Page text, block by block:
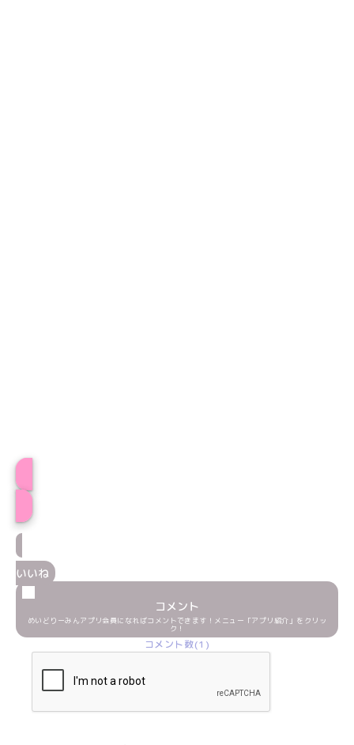
いいね
コメント
めいどりーみんアプリ会員になればコメントできます！メニュー「アプリ紹介」をクリッ
ク！
コメント数(1)